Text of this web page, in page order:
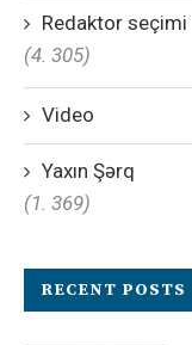
Redaktor seçimi
(4. 305)
Video
Yaxın Şərq
(1. 369)
RECENT POSTS